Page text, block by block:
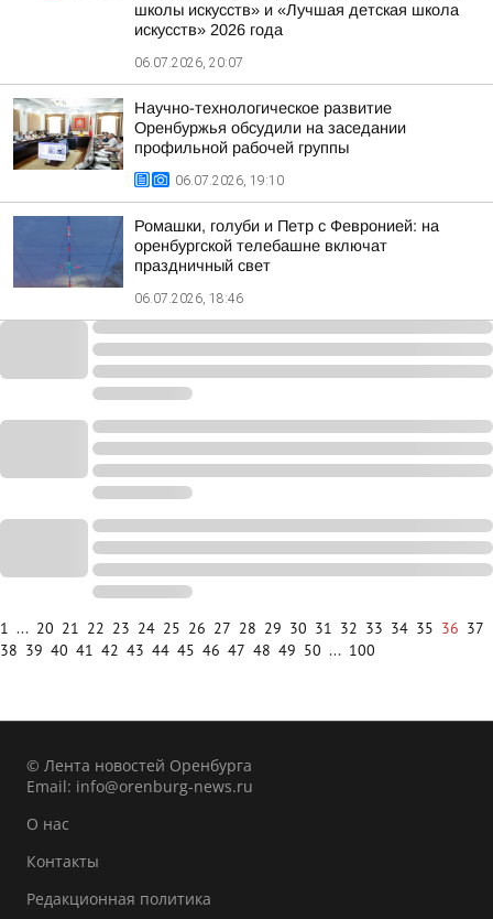
школы искусств» и «Лучшая детская школа
искусств» 2026 года
06.07.2026, 20:07
Научно-технологическое развитие
Оренбуржья обсудили на заседании
профильной рабочей группы
06.07.2026, 19:10
Ромашки, голуби и Петр с Февронией: на
оренбургской телебашне включат
праздничный свет
06.07.2026, 18:46
1 ... 20 21 22 23 24 25 26 27 28 29 30 31 32 33 34 35 36 37
38 39 40 41 42 43 44 45 46 47 48 49 50 ... 100
© Лента новостей Оренбурга
Email: info@orenburg-news.ru
О нас
Контакты
Редакционная политика